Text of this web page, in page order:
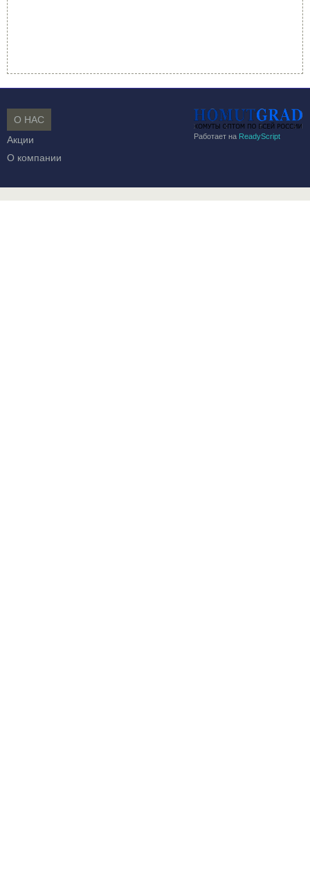
Работает на ReadyScript
О НАС
Акции
О компании